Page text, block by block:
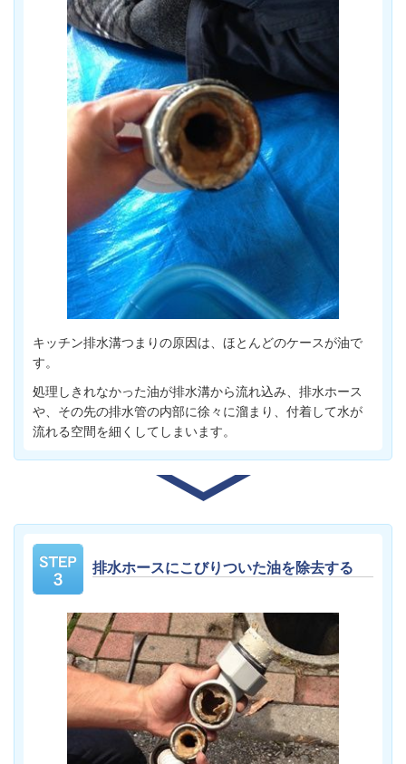
キッチン排水溝つまりの原因は、ほとんどのケースが油で
す。
処理しきれなかった油が排水溝から流れ込み、排水ホース
や、その先の排水管の内部に徐々に溜まり、付着して水が
流れる空間を細くしてしまいます。
排水ホースにこびりついた油を除去する